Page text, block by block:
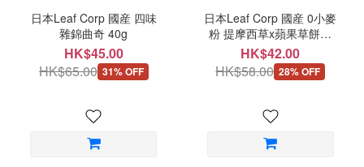
日本Leaf Corp 國産 四味
雜錦曲奇 40g
HK$45.00
HK$65.00 31% OFF
日本Leaf Corp 國産 0小麥
粉 提摩西草x蘋果草餅曲
奇 40g
HK$42.00
HK$58.00 28% OFF